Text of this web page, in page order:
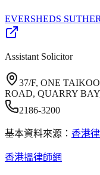
EVERSHEDS
Assistant Solicitor
37/F, ONE
ROAD, QUARRY
2186-3200
基本資料來源： 香港
香港搵律師網